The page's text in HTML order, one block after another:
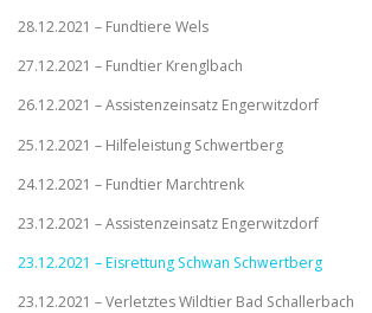
28.12.2021 – Fundtiere Wels
27.12.2021 – Fundtier Krenglbach
26.12.2021 – Assistenzeinsatz Engerwitzdorf
25.12.2021 – Hilfeleistung Schwertberg
24.12.2021 – Fundtier Marchtrenk
23.12.2021 – Assistenzeinsatz Engerwitzdorf
23.12.2021 – Eisrettung Schwan Schwertberg
23.12.2021 – Verletztes Wildtier Bad Schallerbach